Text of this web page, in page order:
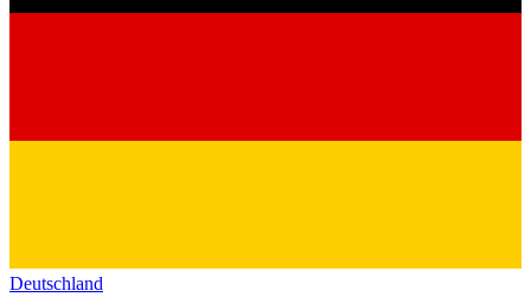
Deutschland